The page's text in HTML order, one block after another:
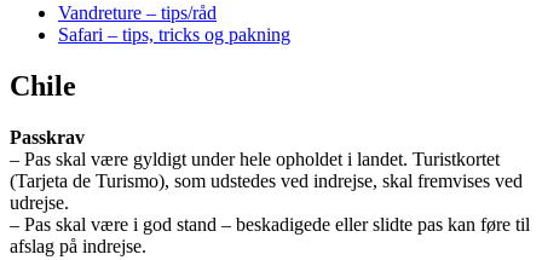
Vandreture – tips/råd
Safari – tips, tricks og pakning
Chile
Passkrav
– Pas skal være gyldigt under hele opholdet i landet. Turistkortet
(Tarjeta de Turismo), som udstedes ved indrejse, skal fremvises ved
udrejse.
– Pas skal være i god stand – beskadigede eller slidte pas kan føre til
afslag på indrejse.